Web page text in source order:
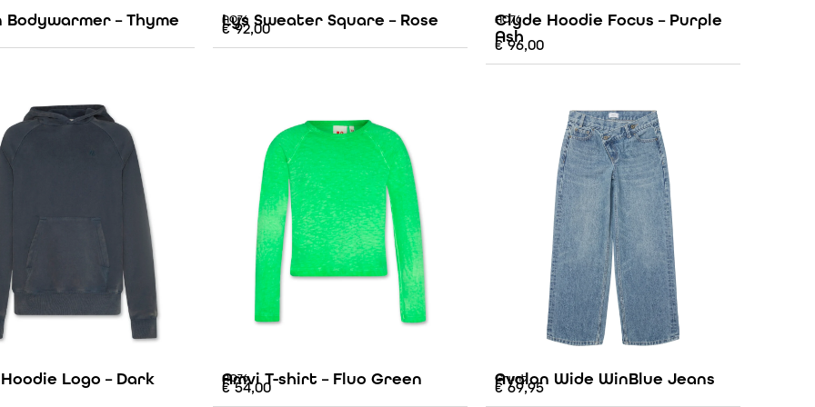
Bodywarmer – Thyme AO76
Lys Sweater Square – Rose
€92,00 AO76
Clyde Hoodie Focus – Purple
Ash
€96,00
Logo – Dark
AO76
Amvi T-shirt – Fluo Green
€54,00 Grunt
Avalon Wide WinBlue Jeans
€69,95